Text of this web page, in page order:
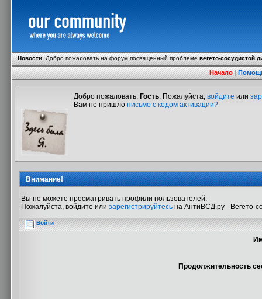
Новости:Добро пожаловать на форум посвященный проблемевегето-сосудистой
Начало|
Добро пожаловать, Гость. Пожалуйста, войдите или
Вам не пришло письмо с кодом активации?
Внимание!
Вы не можете просматривать профили пользователей.
Пожалуйста, войдите или зарегистрируйтесь на АнтиВСД.ру - Вегето-
Войти
Продолжительность